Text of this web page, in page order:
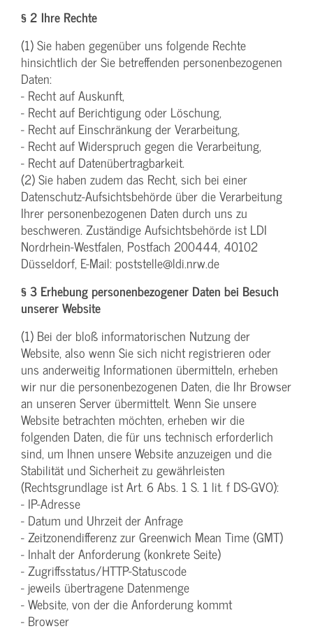
§ 2 Ihre Rechte
(1) Sie haben gegenüber uns folgende Rechte
hinsichtlich der Sie betreffenden personenbezogenen
Daten:
- Recht auf Auskunft,
- Recht auf Berichtigung oder Löschung,
- Recht auf Einschränkung der Verarbeitung,
- Recht auf Widerspruch gegen die Verarbeitung,
- Recht auf Datenübertragbarkeit.
(2) Sie haben zudem das Recht, sich bei einer
Datenschutz-Aufsichtsbehörde über die Verarbeitung
Ihrer personenbezogenen Daten durch uns zu
beschweren. Zuständige Aufsichtsbehörde ist LDI
Nordrhein-Westfalen, Postfach 200444, 40102
Düsseldorf, E-Mail: poststelle@ldi.nrw.de
§ 3 Erhebung personenbezogener Daten bei Besuch
unserer Website
(1) Bei der bloß informatorischen Nutzung der
Website, also wenn Sie sich nicht registrieren oder
uns anderweitig Informationen übermitteln, erheben
wir nur die personenbezogenen Daten, die Ihr Browser
an unseren Server übermittelt. Wenn Sie unsere
Website betrachten möchten, erheben wir die
folgenden Daten, die für uns technisch erforderlich
sind, um Ihnen unsere Website anzuzeigen und die
Stabilität und Sicherheit zu gewährleisten
(Rechtsgrundlage ist Art. 6 Abs. 1 S. 1 lit. f DS-GVO):
- IP-Adresse
- Datum und Uhrzeit der Anfrage
- Zeitzonendifferenz zur Greenwich Mean Time (GMT)
- Inhalt der Anforderung (konkrete Seite)
- Zugriffsstatus/HTTP-Statuscode
- jeweils übertragene Datenmenge
- Website, von der die Anforderung kommt
- Browser